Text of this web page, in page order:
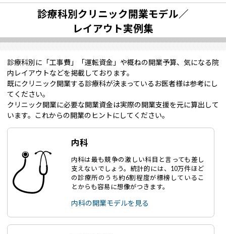
診療科別クリニック開業モデル／
レイアウト実例集
診療科別に「工事費」「運転資金」や概ねの開業予算、気になる院
内レイアウトなどを掲載しております。
既にクリニック開業する診療科が決まっているお医者様は参考にし
てください。
クリニック開業に必要な開業資金は実際の開業支援を元に算出して
います。これからの開業のヒントにしてください。
内科
内科は最も競争の激しい科目と言っても差し
支えないでしょう。統計的には、10万件ほど
の診療所のうち約6割程度が標榜しているこ
とからも容易に想像がつきます。
内科の開業モデルを見る